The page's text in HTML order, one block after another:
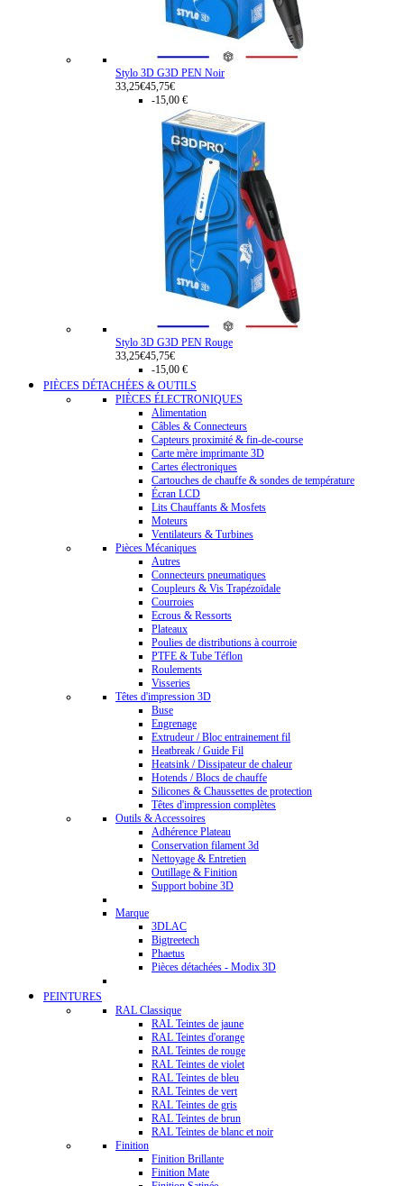
Stylo 3D G3D PEN Noir
33,25€45,75€
-15,00 €
Stylo 3D G3D PEN Rouge
33,25€45,75€
-15,00 €
PIÈCES DÉTACHÉES & OUTILS
PIÈCES ÉLECTRONIQUES
Alimentation
Câbles & Connecteurs
Capteurs proximité & fin-de-course
Carte mère imprimante 3D
Cartes électroniques
Cartouches de chauffe & sondes de température
Écran LCD
Lits Chauffants & Mosfets
Moteurs
Ventilateurs & Turbines
Pièces Mécaniques
Autres
Connecteurs pneumatiques
Coupleurs & Vis Trapézoïdale
Courroies
Ecrous & Ressorts
Plateaux
Poulies de distributions à courroie
PTFE & Tube Téflon
Roulements
Visseries
Têtes d'impression 3D
Buse
Engrenage
Extrudeur / Bloc entrainement fil
Heatbreak / Guide Fil
Heatsink / Dissipateur de chaleur
Hotends / Blocs de chauffe
Silicones & Chaussettes de protection
Têtes d'impression complètes
Outils & Accessoires
Adhérence Plateau
Conservation filament 3d
Nettoyage & Entretien
Outillage & Finition
Support bobine 3D
Marque
3DLAC
Bigtreetech
Phaetus
Pièces détachées - Modix 3D
PEINTURES
RAL Classique
RAL Teintes de jaune
RAL Teintes d'orange
RAL Teintes de rouge
RAL Teintes de violet
RAL Teintes de bleu
RAL Teintes de vert
RAL Teintes de gris
RAL Teintes de brun
RAL Teintes de blanc et noir
Finition
Finition Brillante
Finition Mate